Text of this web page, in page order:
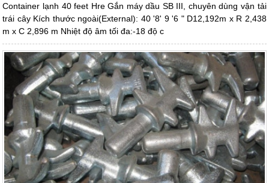
Container lạnh 40 feet Hre Gắn máy dầu SB III, chuyên dùng vận tải
trái cây Kích thước ngoài(External): 40 '8' 9 '6 " D12,192m x R 2,438
m x C 2,896 m Nhiệt độ âm tối đa:-18 độ c